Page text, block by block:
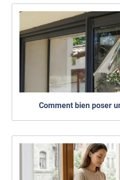
Comment bien poser